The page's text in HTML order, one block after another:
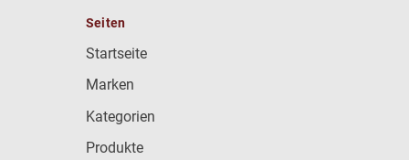
Seiten
Startseite
Marken
Kategorien
Produkte